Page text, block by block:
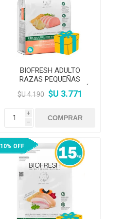
BIOFRESH ADULTO
RAZAS PEQUEÑAS
10,1KG CERDO Y ANANÁ
+ REGALO A ELECCIÓN
$U 4.190 $U 3.771
i
h
10% OFF